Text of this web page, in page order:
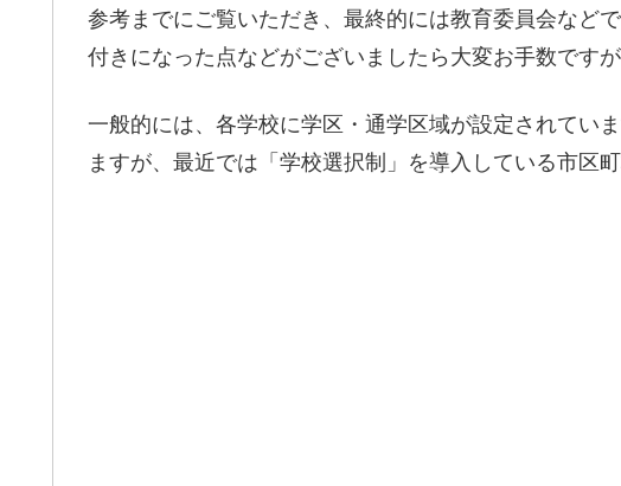
参考までにご覧いただき、最終的には教育委員会など
付きになった点などがございましたら大変お手数です
一般的には、各学校に学区・通学区域が設定されてい
ますが、最近では「学校選択制」を導入している市区